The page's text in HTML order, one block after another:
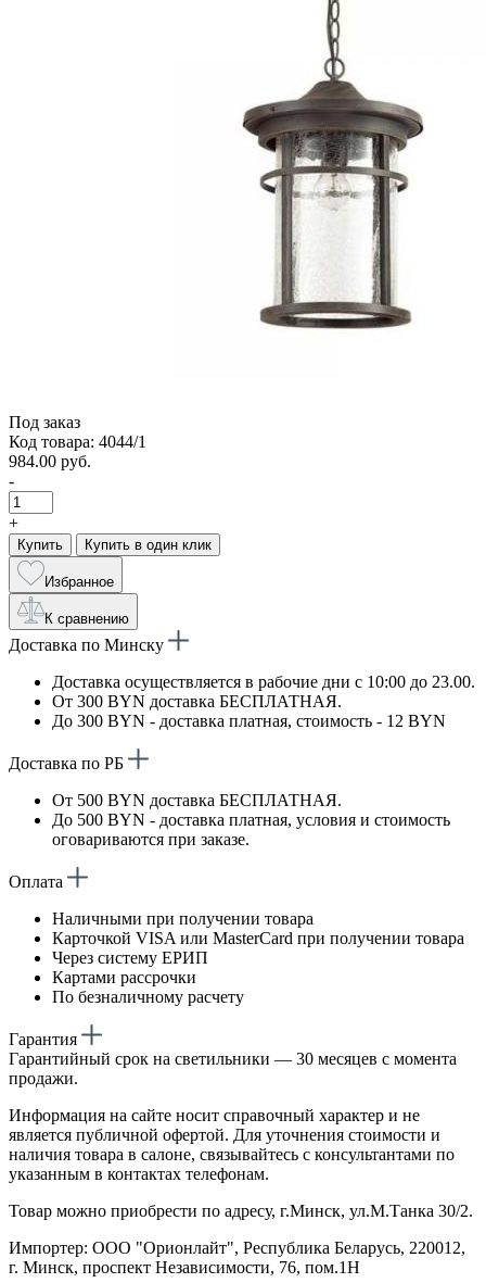
Под заказ
Код товара: 4044/1
984.00 руб.
-
+
Купить Купить в один клик
Избранное
К сравнению
Доставка по Минску
Доставка осуществляется в рабочие дни с 10:00 до 23.00.
От 300 BYN доставка БЕСПЛАТНАЯ.
До 300 BYN - доставка платная, стоимость - 12 BYN
Доставка по РБ
От 500 BYN доставка БЕСПЛАТНАЯ.
До 500 BYN - доставка платная, условия и стоимость
оговариваются при заказе.
Оплата
Наличными при получении товара
Карточкой VISA или MasterCard при получении товара
Через систему ЕРИП
Картами рассрочки
По безналичному расчету
Гарантия
Гарантийный срок на светильники — 30 месяцев с момента
продажи.
Информация на сайте носит справочный характер и не
является публичной офертой. Для уточнения стоимости и
наличия товара в салоне, связывайтесь с консультантами по
указанным в контактах телефонам.
Товар можно приобрести по адресу, г.Минск, ул.М.Танка 30/2.
Импортер: ООО "Орионлайт", Республика Беларусь, 220012,
г. Минск, проспект Независимости, 76, пом.1Н